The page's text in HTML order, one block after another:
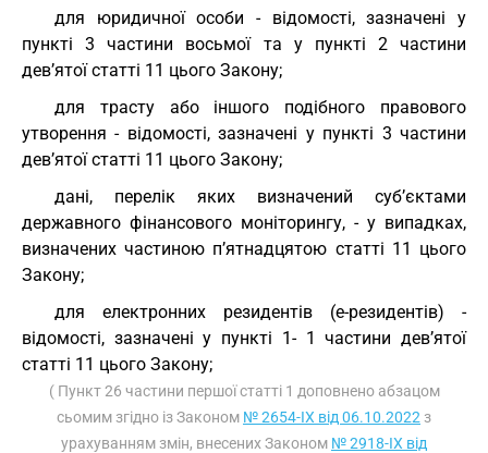
для юридичної особи - відомості, зазначені у
пункті 3 частини восьмої та у пункті 2 частини
дев’ятої статті 11 цього Закону;
для трасту або іншого подібного правового
утворення - відомості, зазначені у пункті 3 частини
дев’ятої статті 11 цього Закону;
дані, перелік яких визначений суб’єктами
державного фінансового моніторингу, - у випадках,
визначених частиною п’ятнадцятою статті 11 цього
Закону;
для електронних резидентів (е-резидентів) -
відомості, зазначені у пункті 1- 1 частини дев’ятої
статті 11 цього Закону;
( Пункт 26 частини першої статті 1 доповнено абзацом
сьомим згідно із Законом № 2654-IX від 06.10.2022 з
урахуванням змін, внесених Законом № 2918-IX від